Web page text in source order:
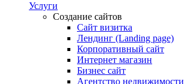
Услуги
Создание сайтов
Сайт визитка
Лендинг (Landing page)
Корпоративный сайт
Интернет магазин
Бизнес сайт
Агентство недвижимости